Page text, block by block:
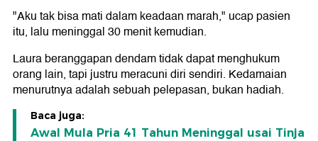
"Aku tak bisa mati dalam keadaan marah," ucap pasien
itu, lalu meninggal 30 menit kemudian.
Laura beranggapan dendam tidak dapat menghukum
orang lain, tapi justru meracuni diri sendiri. Kedamaian
menurutnya adalah sebuah pelepasan, bukan hadiah.
Baca juga:
Awal Mula Pria 41 Tahun Meninggal usai Tinja